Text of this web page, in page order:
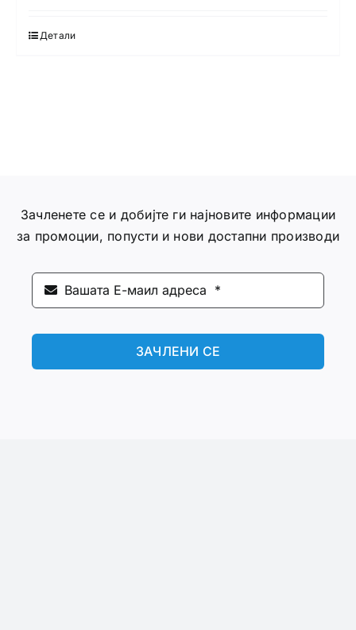
Детали
Зачленете се и добијте ги најновите информации
за промоции, попусти и нови достапни производи
ЗАЧЛЕНИ СЕ